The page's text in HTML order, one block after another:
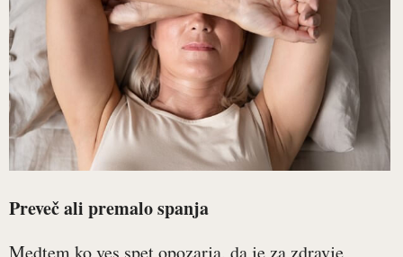
Preveč ali premalo spanja